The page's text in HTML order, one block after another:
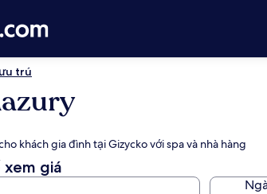
trú
khách gia đình tại Gizycko với spa và nhà hàng
xem giá